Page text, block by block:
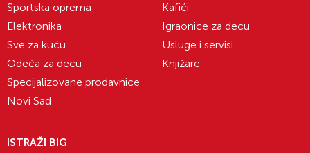
Sportska oprema
Elektronika
Sve za kuću
Odeća za decu
Specijalizovane prodavnice
Novi Sad
Kafići
Igraonice za decu
Usluge i servisi
Knjižare
ISTRAŽI BIG